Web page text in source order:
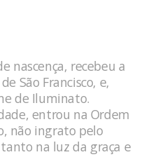
nascença, recebeu a
São Francisco, e,
de Iluminato.
entrou na Ordem
não ingrato pelo
na luz da graça e